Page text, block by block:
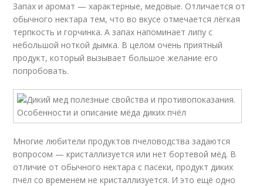
Запах и аромат — характерные, медовые. Отличается от
обычного нектара тем, что во вкусе отмечается лёгкая
терпкость и горчинка. А запах напоминает липу с
небольшой ноткой дымка. В целом очень приятный
продукт, который вызывает большое желание его
попробовать.
Многие любители продуктов пчеловодства задаются
вопросом — кристаллизуется или нет бортевой мёд. В
отличие от обычного нектара с пасеки, продукт диких
пчёл со временем не кристаллизуется. И это ещё одно